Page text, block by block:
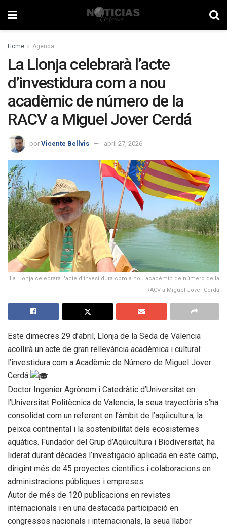
Home Agenda
La Llonja celebrarà l’acte
d’investidura com a nou
acadèmic de número de la
RACV a Miguel Jover Cerdá
por Vicente Bellvis abril 27, 2026
La Llonja celebrarà l'acte d'investidura com a nou acadèmic de número de la
RACV a Miguel Jover Cerdá
Este dimecres 29 d’abril, Llonja de la Seda de Valencia
acollirà un acte de gran rellevància acadèmica i cultural:
l’investidura com a Acadèmic de Número de Miguel Jover
Cerdá
Doctor Ingenier Agrònom i Catedràtic d’Universitat en
l’Universitat Politècnica de Valencia, la seua trayectòria s’ha
consolidat com un referent en l’àmbit de l’aqüicultura, la
peixca continental i la sostenibilitat dels ecosistemes
aquàtics. Fundador del Grup d’Aqüicultura i Biodiversitat, ha
liderat durant décades l’investigació aplicada en este camp,
dirigint més de 45 proyectes científics i colaboracions en
administracions públiques i empreses.
Autor de més de 120 publicacions en revistes
internacionals i en una destacada participació en
congressos nacionals i internacionals, la seua llabor